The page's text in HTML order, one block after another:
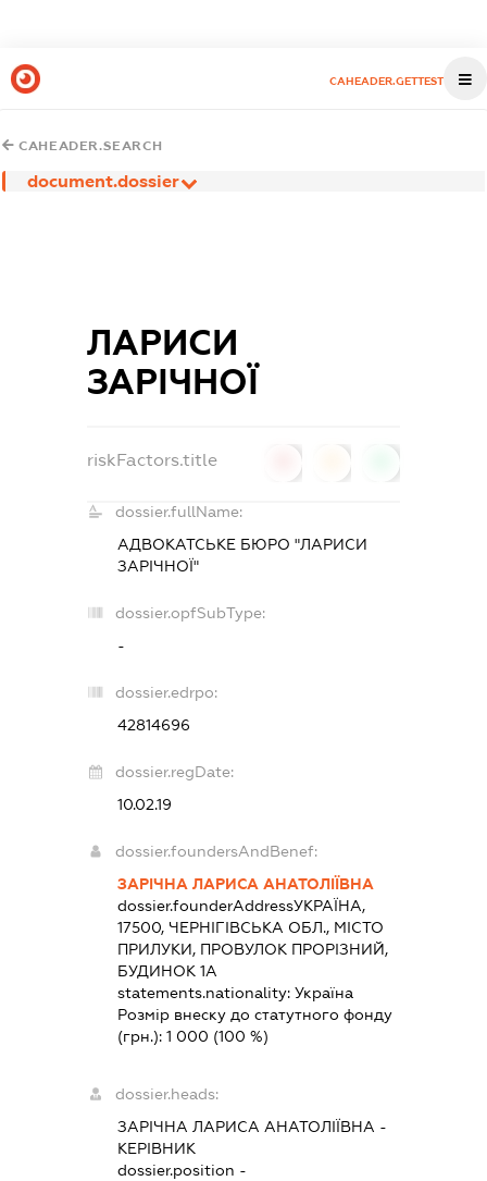
CAHEADER.GETTEST
CAHEADER.SEARCH
document.dossier
ЛАРИСИ
ЗАРІЧНОЇ
riskFactors.title
dossier.fullName:
АДВОКАТСЬКЕ БЮРО "ЛАРИСИ
ЗАРІЧНОЇ"
dossier.opfSubType:
-
dossier.edrpo:
42814696
dossier.regDate:
10.02.19
dossier.foundersAndBenef:
ЗАРІЧНА ЛАРИСА АНАТОЛІЇВНА
dossier.founderAddressУКРАЇНА,
17500, ЧЕРНІГІВСЬКА ОБЛ., МІСТО
ПРИЛУКИ, ПРОВУЛОК ПРОРІЗНИЙ,
БУДИНОК 1А
statements.nationality:Україна
Розмір внеску до статутного фонду
(грн.):1 000 (100 %)
dossier.heads:
ЗАРІЧНА ЛАРИСА АНАТОЛІЇВНА -
КЕРІВНИК
dossier.position -